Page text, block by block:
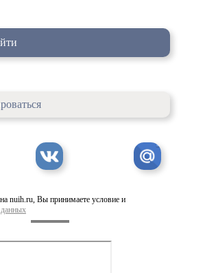
nuih.ru, Вы принимаете условие и
данных